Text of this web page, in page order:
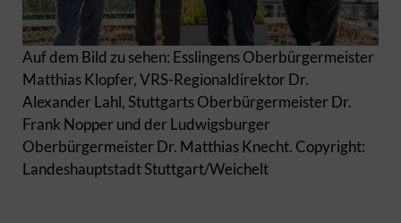
Auf dem Bild zu sehen: Esslingens Oberbürgermeister
Matthias Klopfer, VRS-Regionaldirektor Dr.
Alexander Lahl, Stuttgarts Oberbürgermeister Dr.
Frank Nopper und der Ludwigsburger
Oberbürgermeister Dr. Matthias Knecht. Copyright:
Landeshauptstadt Stuttgart/Weichelt